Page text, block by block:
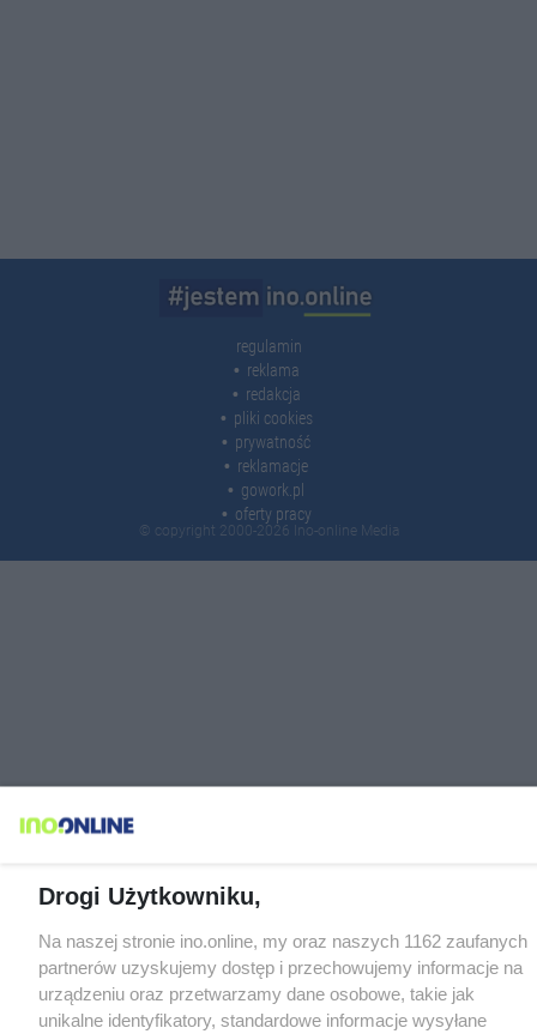
regulamin
reklama
redakcja
pliki cookies
prywatność
reklamacje
gowork.pl
oferty pracy
© copyright 2000-2026 Ino-online Media
Drogi Użytkowniku,
Na naszej stronie ino.online, my oraz naszych 1162 zaufanych
partnerów uzyskujemy dostęp i przechowujemy informacje na
urządzeniu oraz przetwarzamy dane osobowe, takie jak
unikalne identyfikatory, standardowe informacje wysyłane